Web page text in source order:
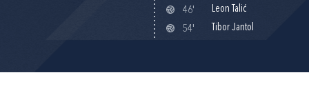
46'
Leon Talić
54'
Tibor Jantol